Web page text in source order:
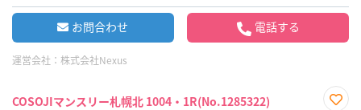
お問合わせ 電話する
運営会社： 株式会社Nexus
COSOJIマンスリー札幌北 1004・1R(No.1285322)